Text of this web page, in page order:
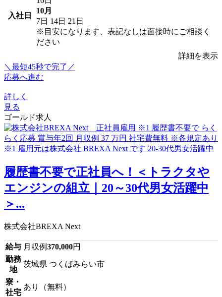
入社日
10月
7日 14日 21日
※目安になります、表記なしは面接時にご相談く
ださい
詳細を表示
＼最短45秒で完了／
応募へ進む
詳しく
見る
ゴールド求人
履歴書不要で正社員へ！＜トラクタや
エンジンの組立｜20～30代男女活躍中
＞...
株式会社BREXA Next
給与 月収例370,000円
勤務
地
茨城県 つくばみらい市
寮・
社宅
あり（無料）